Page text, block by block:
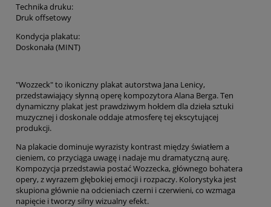
Technika druku:
Druk offsetowy
Kondycja plakatu:
Doskonała (MINT)
"Wozzeck" to ikoniczny plakat autorstwa Jana Lenicy,
przedstawiający słynną operę kompozytora Alana Berga. Ten
dynamiczny plakat jest prawdziwym hołdem dla dzieła sztuki
muzycznej i doskonale oddaje atmosferę tej ekscytującej
produkcji.
Na plakacie dominuje wyrazisty kontrast między światłem a
cieniem, co przyciąga uwagę i nadaje mu dramatyczną aurę.
Kompozycja przedstawia postać Wozzecka, głównego bohatera
opery, z wyrazem głębokiej emocji i rozpaczy. Kolorystyka jest
skupiona głównie na odcieniach czerni i czerwieni, co wzmaga
napięcie i tworzy silny wizualny efekt.